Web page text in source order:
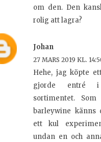
om den. Den
rolig att lagra?
Johan
27 MARS 2019 KL.
Hehe, jag köpte
gjorde entré
sortimentet.
barleywine känns
ett kul
undan en och